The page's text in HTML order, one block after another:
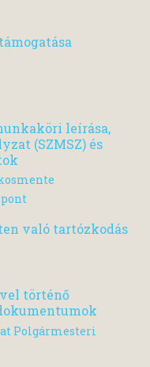
leírása,
(SZMSZ) és
való tartózkodás
történő
Polgármesteri